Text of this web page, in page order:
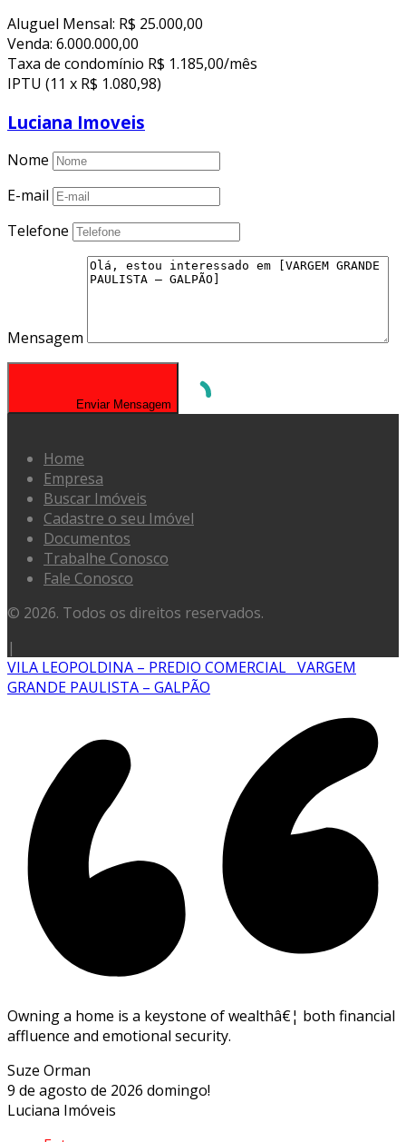
Aluguel Mensal: R$ 25.000,00
Venda: 6.000.000,00
Taxa de condomínio R$ 1.185,00/mês
IPTU (11 x R$ 1.080,98)
Luciana Imoveis
Nome
E-mail
Telefone
Mensagem
Enviar Mensagem
Home
Empresa
Buscar Imóveis
Cadastre o seu Imóvel
Documentos
Trabalhe Conosco
Fale Conosco
© 2026. Todos os direitos reservados.
|
VILA LEOPOLDINA – PREDIO COMERCIAL VARGEM
GRANDE PAULISTA – GALPÃO
Owning a home is a keystone of wealthâ€¦ both financial
affluence and emotional security.
Suze Orman
9 de agosto de 2026 domingo!
Luciana Imóveis